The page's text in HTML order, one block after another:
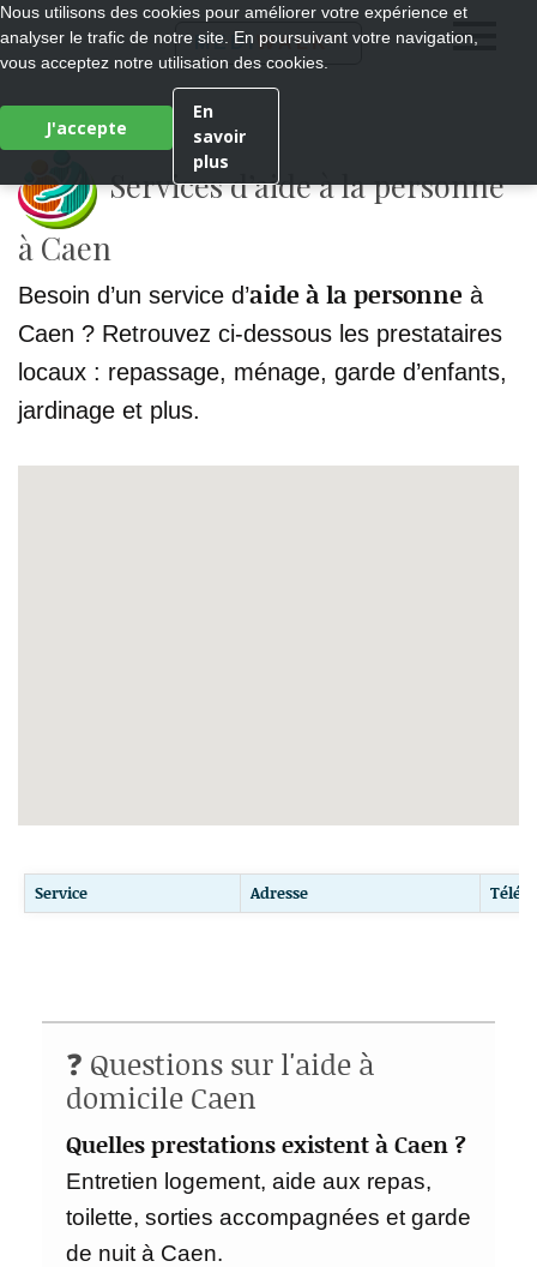
MEDI WALK®
Services d’aide à la personne
à Caen
Besoin d’un service d’aide à la personne à
Caen ? Retrouvez ci-dessous les prestataires
locaux : repassage, ménage, garde d’enfants,
jardinage et plus.
Service Adresse
❓ Questions sur l'aide à
domicile Caen
Quelles prestations existent à Caen ?
Entretien logement, aide aux repas,
toilette, sorties accompagnées et garde
de nuit à Caen.
Nous utilisons des cookies pour améliorer votre expérience et
analyser le trafic de notre site. En poursuivant votre navigation,
vous acceptez notre utilisation des cookies.
J'accepte
En
savoir
plus